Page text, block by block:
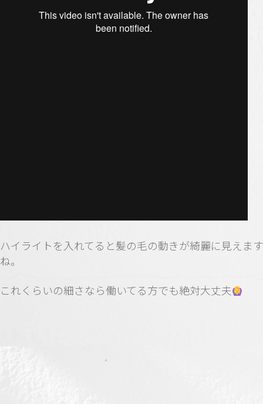
ハイライトを入れてると髪の毛の動きが綺麗に見えま
ね。
これくらいの細さなら働いてる方でも絶対大丈夫